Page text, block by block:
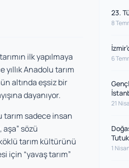
ilk yapılmaya
Anadolu tarım
altında eşsiz bir
dayanıyor.
tarım sadece insan
aşa” sözü
tarım kültürünü
için “yavaş tarım”
23.
8
6
21
1